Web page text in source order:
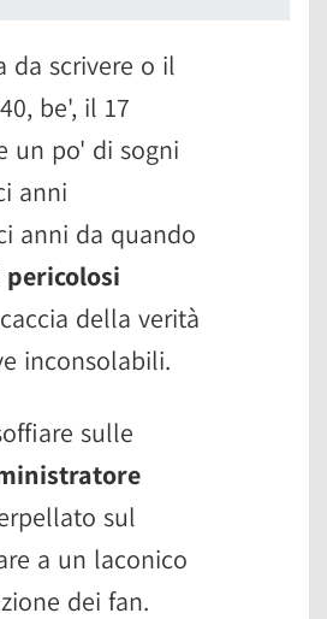
da scrivere o il
be', il 17
un po' di sogni
anni
anni da quando
pericolosi
della verità
inconsolabili.
sulle
sul
a un laconico
dei fan.